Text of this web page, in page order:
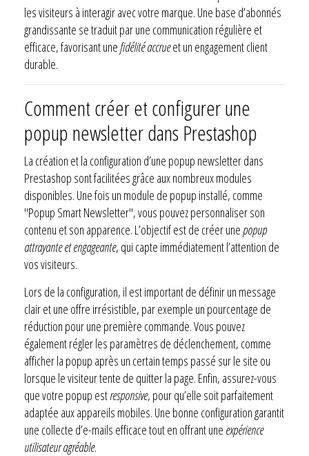
les visiteurs à interagir avec votre marque. Une base d’abonnés
grandissante se traduit par une communication régulière et
efficace, favorisant unefidélité accrueet un engagement client
durable.
Comment créer et configurer une
popup newsletter dans Prestashop
La création et la configuration d’une popup newsletter dans
Prestashop sont facilitées grâce aux nombreux modules
disponibles. Une fois un module de popup installé, comme
"Popup Smart Newsletter", vous pouvez personnaliser son
contenu et son apparence. L’objectif est de créer unepopup
attrayante et engageante, qui capte immédiatement l’attention de
vos visiteurs.
Lors de la configuration, il est important de définir un message
clair et une offre irrésistible, par exemple un pourcentage de
réduction pour une première commande. Vous pouvez
également régler les paramètres de déclenchement, comme
afficher la popup après un certain temps passé sur le site ou
lorsque le visiteur tente de quitter la page. Enfin, assurez-vous
que votre popup estresponsive, pour qu’elle soit parfaitement
adaptée aux appareils mobiles. Une bonne configuration garantit
une collecte d’e-mails efficace tout en offrant une expérience
utilisateur agréable.